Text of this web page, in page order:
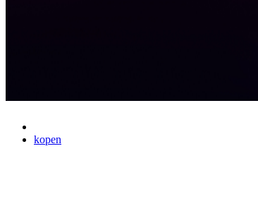
kopen